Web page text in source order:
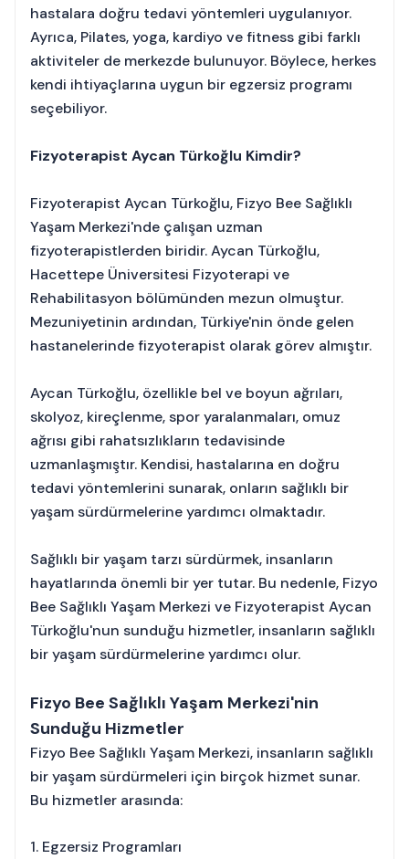
hastalara doğru tedavi yöntemleri uygulanıyor.
Ayrıca, Pilates, yoga, kardiyo ve fitness gibi farklı
aktiviteler de merkezde bulunuyor. Böylece, herkes
kendi ihtiyaçlarına uygun bir egzersiz programı
seçebiliyor.
Fizyoterapist Aycan Türkoğlu Kimdir?
Fizyoterapist Aycan Türkoğlu, Fizyo Bee Sağlıklı
Yaşam Merkezi'nde çalışan uzman
fizyoterapistlerden biridir. Aycan Türkoğlu,
Hacettepe Üniversitesi Fizyoterapi ve
Rehabilitasyon bölümünden mezun olmuştur.
Mezuniyetinin ardından, Türkiye'nin önde gelen
hastanelerinde fizyoterapist olarak görev almıştır.
Aycan Türkoğlu, özellikle bel ve boyun ağrıları,
skolyoz, kireçlenme, spor yaralanmaları, omuz
ağrısı gibi rahatsızlıkların tedavisinde
uzmanlaşmıştır. Kendisi, hastalarına en doğru
tedavi yöntemlerini sunarak, onların sağlıklı bir
yaşam sürdürmelerine yardımcı olmaktadır.
Sağlıklı bir yaşam tarzı sürdürmek, insanların
hayatlarında önemli bir yer tutar. Bu nedenle, Fizyo
Bee Sağlıklı Yaşam Merkezi ve Fizyoterapist Aycan
Türkoğlu'nun sunduğu hizmetler, insanların sağlıklı
bir yaşam sürdürmelerine yardımcı olur.
Fizyo Bee Sağlıklı Yaşam Merkezi'nin
Sunduğu Hizmetler
Fizyo Bee Sağlıklı Yaşam Merkezi, insanların sağlıklı
bir yaşam sürdürmeleri için birçok hizmet sunar.
Bu hizmetler arasında:
1. Egzersiz Programları